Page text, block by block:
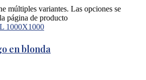
múltiples variantes. Las opciones se
página de producto
en blonda